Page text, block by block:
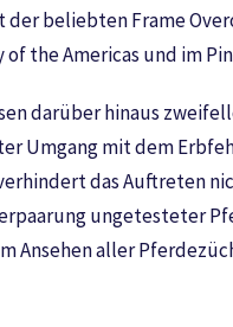
beliebten Frame
of the Americas und im
darüber hinaus
Umgang mit dem
das Auftreten
Ansehen aller